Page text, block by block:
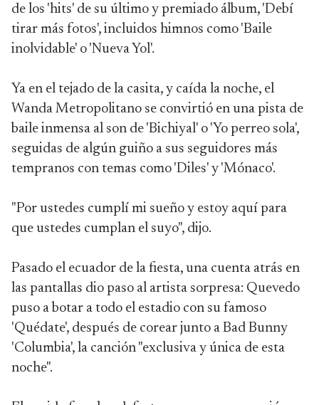
de los 'hits' de su último y premiado álbum, 'Debí
tirar más fotos', incluidos himnos como 'Baile
inolvidable' o 'Nueva Yol'.
Ya en el tejado de la casita, y caída la noche, el
Wanda Metropolitano se convirtió en una pista de
baile inmensa al son de 'Bichiyal' o 'Yo perreo sola',
seguidas de algún guiño a sus seguidores más
tempranos con temas como 'Diles' y 'Mónaco'.
"Por ustedes cumplí mi sueño y estoy aquí para
que ustedes cumplan el suyo", dijo.
Pasado el ecuador de la fiesta, una cuenta atrás en
las pantallas dio paso al artista sorpresa: Quevedo
puso a botar a todo el estadio con su famoso
'Quédate', después de corear junto a Bad Bunny
'Columbia', la canción "exclusiva y única de esta
noche".